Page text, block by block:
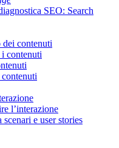
SEO: Search
dei contenuti
contenuti
l’interazione
e user stories